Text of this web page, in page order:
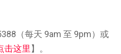
（每天 9am 至 9pm）或
击这里】。